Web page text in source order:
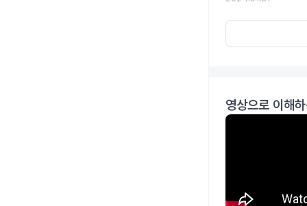
영상으로 이해